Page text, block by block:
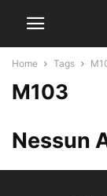
Home Tags
M103
Nessun